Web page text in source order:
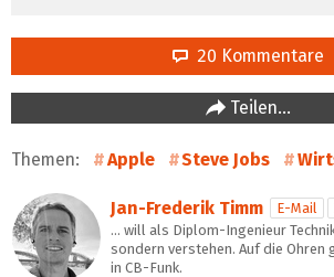
20 Kommentare
Teilen…
Themen: Apple Steve Jobs
Jan-Frederik Timm E-Mail
… will als Diplom-Ingenieur
sondern verstehen. Auf die Ohren
in CB-Funk.